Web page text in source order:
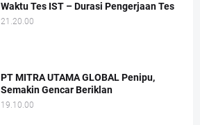
Waktu Tes IST – Durasi Pengerjaan Tes
21.20.00
PT MITRA UTAMA GLOBAL Penipu,
Semakin Gencar Beriklan
19.10.00